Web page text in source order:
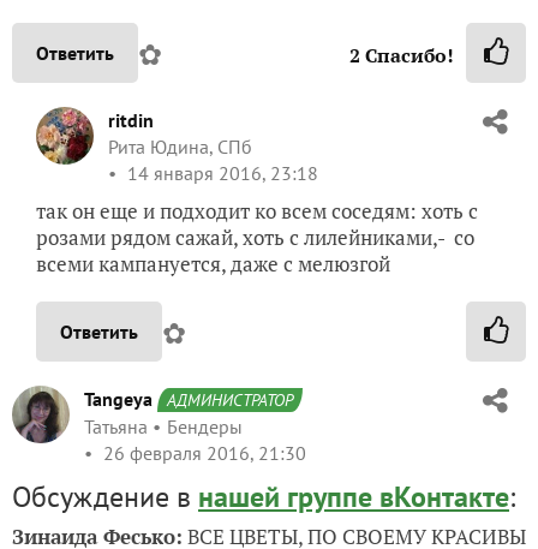
Ответить ✿ 2 Спасибо!
ritdin
Рита Юдина, СПб
14 января 2016, 23:18
так он еще и подходит ко всем соседям: хоть с
розами рядом сажай, хоть с лилейниками,- со
всеми кампануется, даже с мелюзгой
Ответить ✿
Tangeya АДМИНИСТРАТОР
Татьяна
Бендеры
26 февраля 2016, 21:30
Обсуждение в нашей группе вКонтакте:
Зинаида Фесько: ВСЕ ЦВЕТЫ, ПО СВОЕМУ КРАСИВЫ